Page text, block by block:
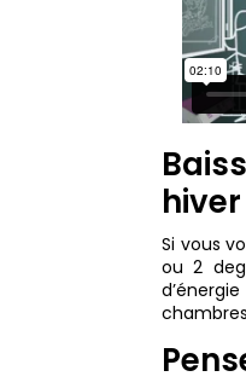
hiver
Si vous
ou 2